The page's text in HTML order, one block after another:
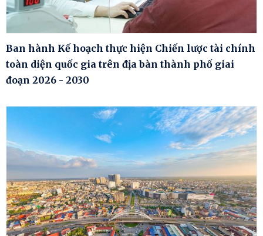
Ban hành Kế hoạch thực hiện Chiến lược tài chính
toàn diện quốc gia trên địa bàn thành phố giai
đoạn 2026 - 2030